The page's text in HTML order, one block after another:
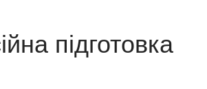
підготовка